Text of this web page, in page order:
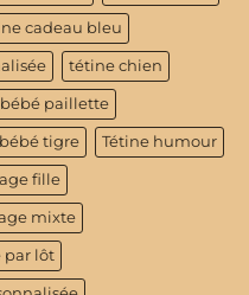
cadeau bleu
tétine chien
paillette
tigre Tétine humour
fille
mixte
par lôt